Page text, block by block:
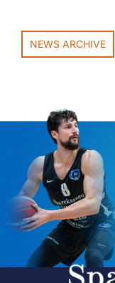
NEWS ARCHIVE